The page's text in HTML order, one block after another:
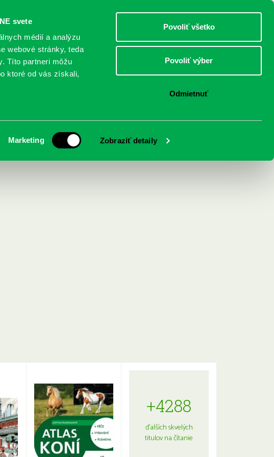
svete
médií a analýzu
webové stránky, teda
Títo partneri môžu
ktoré od vás získali,
Marketing Zobraziť detaily
Povoliť všetko
Povoliť výber
Odmietnuť
DOSPELÍ
O KNIŽNICI
je naše svoboda v
+4288
ďalších skvelých
titulov na čítanie